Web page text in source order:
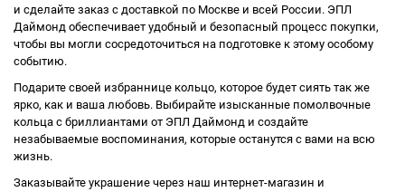
и сделайте заказ с доставкой по Москве и всей России. ЭПЛ
Даймонд обеспечивает удобный и безопасный процесс покупки,
чтобы вы могли сосредоточиться на подготовке к этому особому
событию.
Подарите своей избраннице кольцо, которое будет сиять так же
ярко, как и ваша любовь. Выбирайте изысканные помолвочные
кольца с бриллиантами от ЭПЛ Даймонд и создайте
незабываемые воспоминания, которые останутся с вами на всю
жизнь.
Заказывайте украшение через наш интернет-магазин и